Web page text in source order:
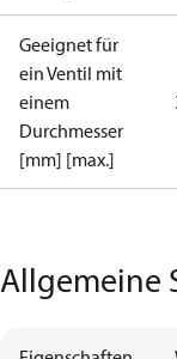
Geeignet für
ein Ventil mit
einem
Durchmesser
[mm] [max.]
Allgemeine